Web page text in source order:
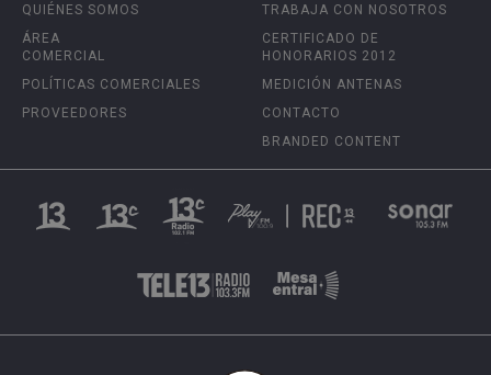
QUIÉNES SOMOS
ÁREA
COMERCIAL
POLÍTICAS COMERCIALES
PROVEEDORES
TRABAJA CON NOSOTROS
CERTIFICADO DE
HONORARIOS 2012
MEDICIÓN ANTENAS
CONTACTO
BRANDED CONTENT